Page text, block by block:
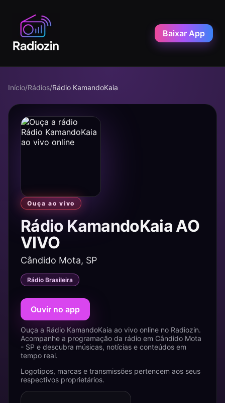
Baixar App
Início/Rádios/Rádio KamandoKaia
Ouça ao vivo
Rádio KamandoKaia AO
VIVO
Cândido Mota, SP
Rádio Brasileira
Ouvir no app
Ouça a Rádio KamandoKaia ao vivo online no Radiozin.
Acompanhe a programação da rádio em Cândido Mota
- SP e descubra músicas, notícias e conteúdos em
tempo real.
Logotipos, marcas e transmissões pertencem aos seus
respectivos proprietários.